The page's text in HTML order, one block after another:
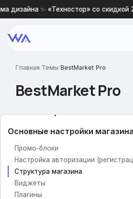
дизайна ✨ «Техностор» со скидкой
Главная/Темы/BestMarket Pro
BestMarket Pro
Основные настройки магазина
Промо-блоки
Настройка авторизации
Структура магазина
Виджеты
Плагины